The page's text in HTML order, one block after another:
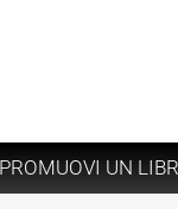
PROMUOVI UN